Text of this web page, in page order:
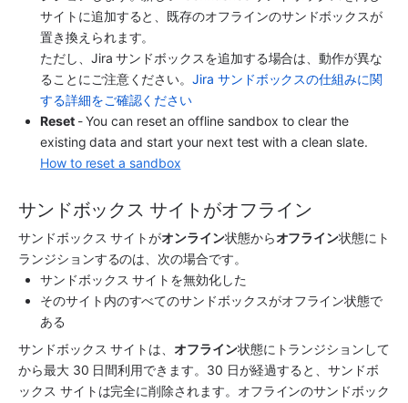
サイトに追加すると、既存のオフラインのサンドボックスが
置き換えられます。
ただし、Jira サンドボックスを追加する場合は、動作が異な
ることにご注意ください。Jira サンドボックスの仕組みに関
する詳細をご確認ください
Reset - You can reset an offline sandbox to clear the
How to reset a sandbox
サンドボックス サイトがオフライン
サンドボックス サイトがオンライン状態からオフライン状態にト
ランジションするのは、次の場合です。
サンドボックス サイトを無効化した
そのサイト内のすべてのサンドボックスがオフライン状態で
ある
サンドボックス サイトは、オフライン状態にトランジションして
から最大 30 日間利用できます。30 日が経過すると、サンドボ
ックス サイトは完全に削除されます。オフラインのサンドボック